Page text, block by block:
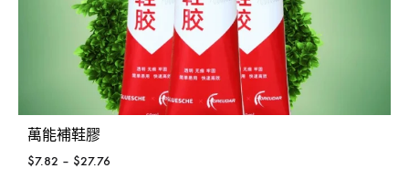
萬能補鞋膠
$7.82 – $27.76